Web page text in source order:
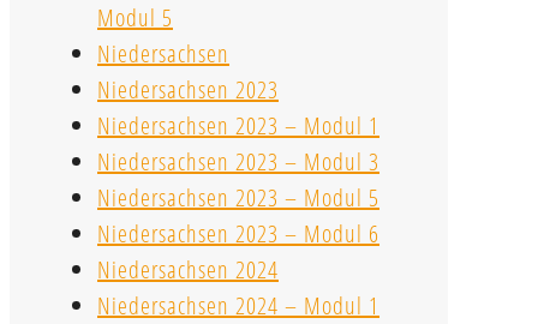
Modul 5
Niedersachsen
Niedersachsen 2023
Niedersachsen 2023 – Modul 1
Niedersachsen 2023 – Modul 3
Niedersachsen 2023 – Modul 5
Niedersachsen 2023 – Modul 6
Niedersachsen 2024
Niedersachsen 2024 – Modul 1